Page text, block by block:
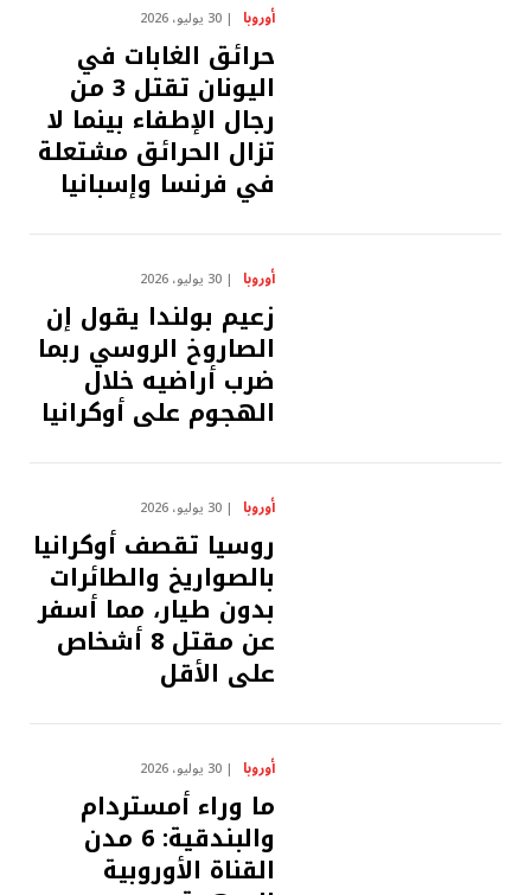
أوروبا 30 يوليو، 2026
حرائق الغابات في
اليونان تقتل 3 من
رجال الإطفاء بينما لا
تزال الحرائق مشتعلة
في فرنسا وإسبانيا
أوروبا 30 يوليو، 2026
زعيم بولندا يقول إن
الصاروخ الروسي ربما
ضرب أراضيه خلال
الهجوم على أوكرانيا
أوروبا 30 يوليو، 2026
روسيا تقصف أوكرانيا
بالصواريخ والطائرات
بدون طيار، مما أسفر
عن مقتل 8 أشخاص
على الأقل
أوروبا 30 يوليو، 2026
ما وراء أمستردام
والبندقية: 6 مدن
القناة الأوروبية